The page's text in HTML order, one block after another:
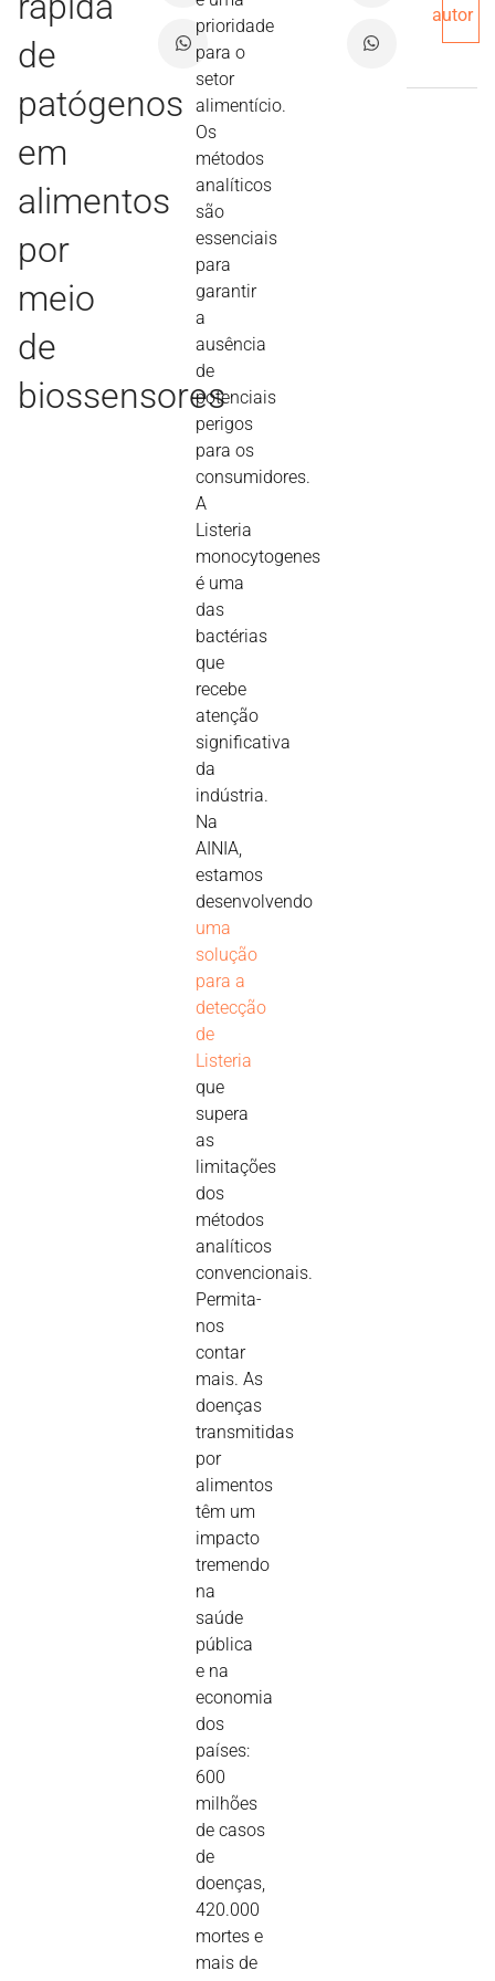
de
patógenos
em
alimentos
por
meio
de
biossensores
prioridade
para o
setor
alimentício.
Os
métodos
analíticos
são
essenciais
para
garantir
a
ausência
de
potenciais
perigos
para os
consumidores.
A
Listeria
monocytogenes
é uma
das
bactérias
que
recebe
atenção
significativa
da
indústria.
Na
AINIA,
estamos
desenvolvendo
uma
solução
para a
detecção
de
Listeria
que
supera
as
limitações
dos
métodos
analíticos
convencionais.
Permita-
nos
contar
mais. As
doenças
transmitidas
por
alimentos
têm um
impacto
tremendo
na
saúde
pública
e na
economia
dos
países:
600
milhões
de casos
de
doenças,
420.000
mortes e
mais de
autor